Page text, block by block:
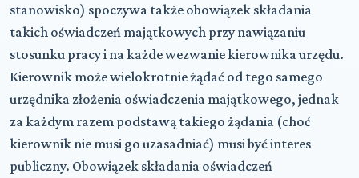
stanowisko) spoczywa także obowiązek składania
takich oświadczeń majątkowych przy nawiązaniu
stosunku pracy i na każde wezwanie kierownika urzędu.
Kierownik może wielokrotnie żądać od tego samego
urzędnika złożenia oświadczenia majątkowego, jednak
za każdym razem podstawą takiego żądania (choć
kierownik nie musi go uzasadniać) musi być interes
publiczny. Obowiązek składania oświadczeń